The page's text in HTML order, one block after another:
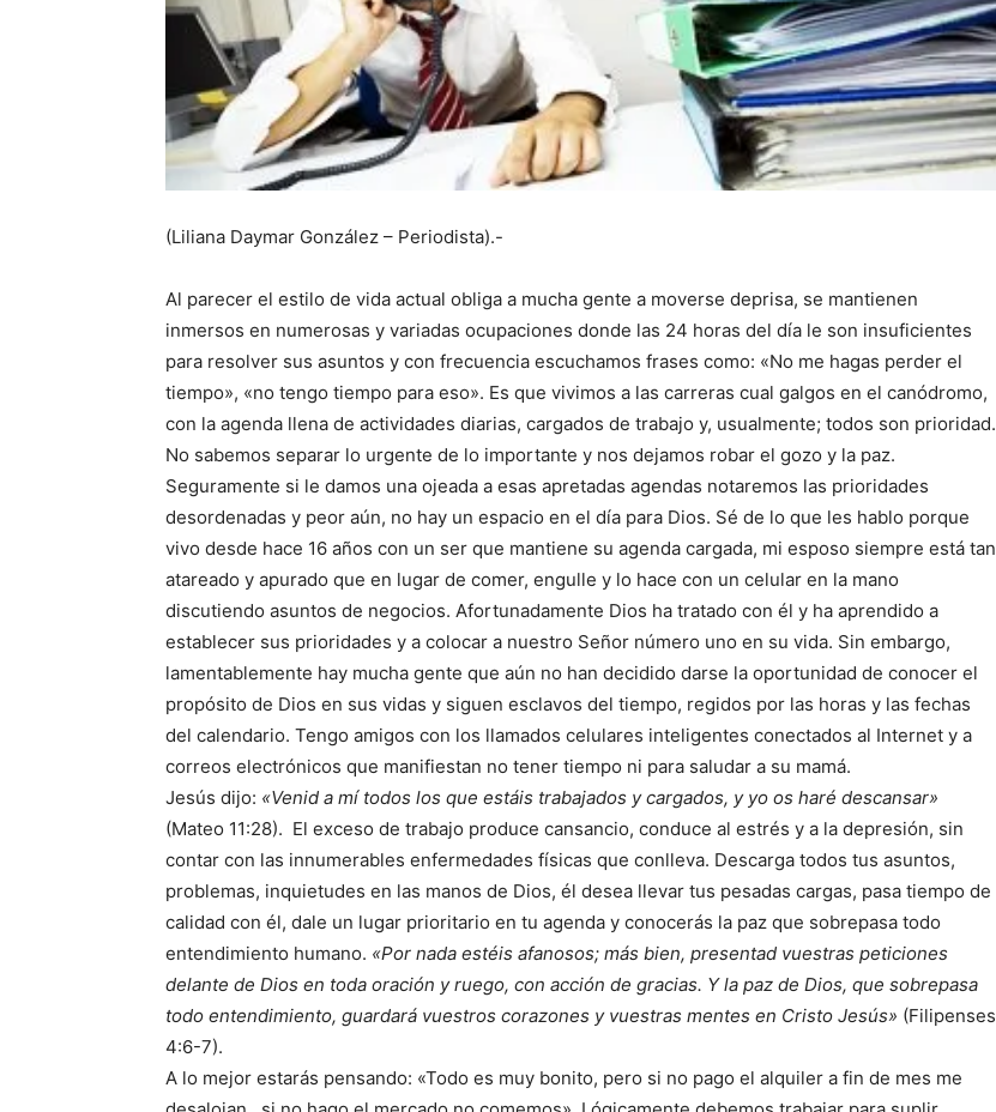
(Liliana Daymar González – Periodista).-
Al parecer el estilo de vida actual obliga a mucha gente a moverse deprisa, se mantienen
inmersos en numerosas y variadas ocupaciones donde las 24 horas del día le son insuficientes
para resolver sus asuntos y con frecuencia escuchamos frases como: «No me hagas perder el
tiempo», «no tengo tiempo para eso». Es que vivimos a las carreras cual galgos en el canódromo,
con la agenda llena de actividades diarias, cargados de trabajo y, usualmente; todos son prioridad.
No sabemos separar lo urgente de lo importante y nos dejamos robar el gozo y la paz.
Seguramente si le damos una ojeada a esas apretadas agendas notaremos las prioridades
desordenadas y peor aún, no hay un espacio en el día para Dios. Sé de lo que les hablo porque
vivo desde hace 16 años con un ser que mantiene su agenda cargada, mi esposo siempre está tan
atareado y apurado que en lugar de comer, engulle y lo hace con un celular en la mano
discutiendo asuntos de negocios. Afortunadamente Dios ha tratado con él y ha aprendido a
establecer sus prioridades y a colocar a nuestro Señor número uno en su vida. Sin embargo,
lamentablemente hay mucha gente que aún no han decidido darse la oportunidad de conocer el
propósito de Dios en sus vidas y siguen esclavos del tiempo, regidos por las horas y las fechas
del calendario. Tengo amigos con los llamados celulares inteligentes conectados al Internet y a
correos electrónicos que manifiestan no tener tiempo ni para saludar a su mamá.
Jesús dijo: «Venid a mí todos los que estáis trabajados y cargados, y yo os haré descansar»
(Mateo 11:28). El exceso de trabajo produce cansancio, conduce al estrés y a la depresión, sin
contar con las innumerables enfermedades físicas que conlleva. Descarga todos tus asuntos,
problemas, inquietudes en las manos de Dios, él desea llevar tus pesadas cargas, pasa tiempo de
calidad con él, dale un lugar prioritario en tu agenda y conocerás la paz que sobrepasa todo
entendimiento humano. «Por nada estéis afanosos; más bien, presentad vuestras peticiones
delante de Dios en toda oración y ruego, con acción de gracias. Y la paz de Dios, que sobrepasa
todo entendimiento, guardará vuestros corazones y vuestras mentes en Cristo Jesús» (Filipenses
4:6-7).
A lo mejor estarás pensando: «Todo es muy bonito, pero si no pago el alquiler a fin de mes me